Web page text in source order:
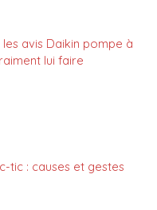
avis Daikin pompe à
lui faire
tic : causes et gestes